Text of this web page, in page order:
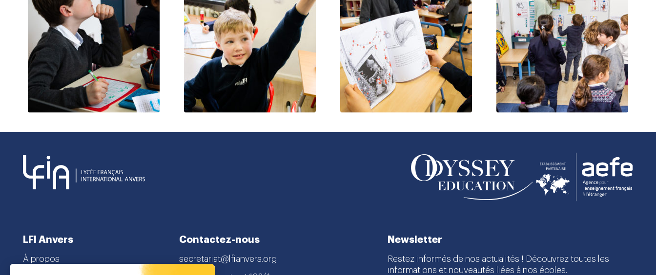
LFI Anvers
À propos
Contactez-nous
secretariat@lfianvers.org
Newsletter
Restez informés de nos actualités ! Découvrez toutes les
informations et nouveautés liées à nos écoles.